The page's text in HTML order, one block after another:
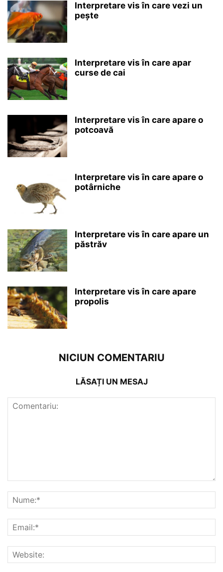
Interpretare vis în care vezi un
pește
Interpretare vis în care apar
curse de cai
Interpretare vis în care apare o
potcoavă
Interpretare vis în care apare o
potârniche
Interpretare vis în care apare un
păstrăv
Interpretare vis în care apare
propolis
NICIUN COMENTARIU
LĂSAȚI UN MESAJ